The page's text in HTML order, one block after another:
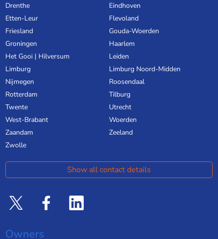
Drenthe
Eindhoven
Etten-Leur
Flevoland
Friesland
Gouda-Woerden
Groningen
Haarlem
Het Gooi | Hilversum
Leiden
Limburg
Limburg Noord-Midden
Nijmegen
Roosendaal
Rotterdam
Tilburg
Twente
Utrecht
West-Brabant
Woerden
Zaandam
Zeeland
Zwolle
Show all contact details
Owners